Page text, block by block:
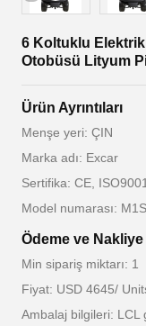
6 Koltuklu
Otobüsü Lityum
Ürün Ayrıntıları
Menşe yeri: ÇIN
Marka adı: Excar
Sertifika: CE, ISO9001
Model numarası:
Ödeme ve Nakliye
Min sipariş miktarı: 1
Fiyat: USD 4645/
Ambalaj bilgileri: LCL